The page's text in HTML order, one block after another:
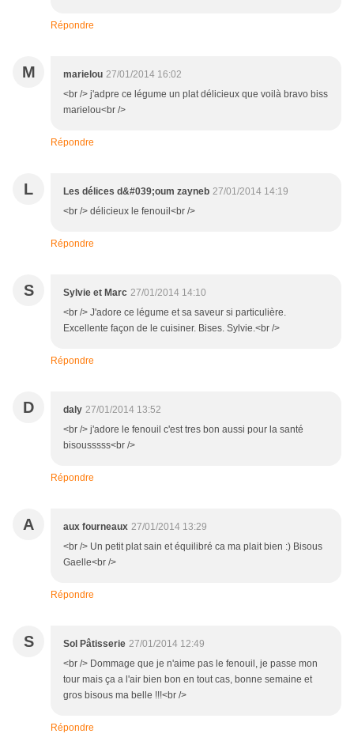
Répondre
M marielou 27/01/2014 16:02
<br /> j'adpre ce légume un plat délicieux que voilà bravo biss
marielou<br />
Répondre
L Les délices d&#039;oum zayneb 27/01/2014 14:19
<br /> délicieux le fenouil<br />
Répondre
S Sylvie et Marc 27/01/2014 14:10
<br /> J'adore ce légume et sa saveur si particulière.
Excellente façon de le cuisiner. Bises. Sylvie.<br />
Répondre
D daly 27/01/2014 13:52
<br /> j'adore le fenouil c'est tres bon aussi pour la santé
bisousssss<br />
Répondre
A aux fourneaux 27/01/2014 13:29
<br /> Un petit plat sain et équilibré ca ma plait bien :) Bisous
Gaelle<br />
Répondre
S Sol Pâtisserie 27/01/2014 12:49
<br /> Dommage que je n'aime pas le fenouil, je passe mon
tour mais ça a l'air bien bon en tout cas, bonne semaine et
gros bisous ma belle !!!<br />
Répondre